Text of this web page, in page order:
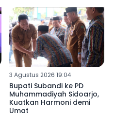
3 Agustus 2026 19:04
Bupati Subandi ke PD
Muhammadiyah Sidoarjo,
Kuatkan Harmoni demi
Umat